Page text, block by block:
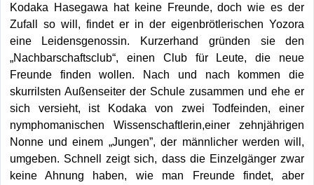
Kodaka Hasegawa hat keine Freunde, doch wie es der
Zufall so will, findet er in der eigenbrötlerischen Yozora
eine Leidensgenossin. Kurzerhand gründen sie den
„Nachbarschaftsclub“, einen Club für Leute, die neue
Freunde finden wollen. Nach und nach kommen die
skurrilsten Außenseiter der Schule zusammen und ehe er
sich versieht, ist Kodaka von zwei Todfeinden, einer
nymphomanischen Wissenschaftlerin,einer zehnjährigen
Nonne und einem „Jungen”, der männlicher werden will,
umgeben. Schnell zeigt sich, dass die Einzelgänger zwar
keine Ahnung haben, wie man Freunde findet, aber